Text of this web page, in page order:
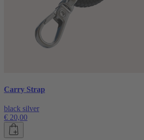
Carry Strap
black silver
€ 20,00